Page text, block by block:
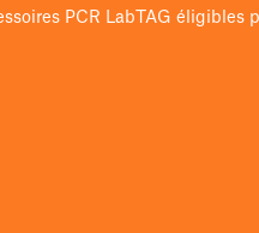
PCR LabTAG éligibles